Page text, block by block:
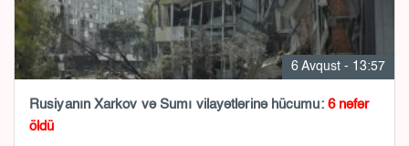
6 Avqust - 13:57
Rusiyanın Xarkov və Sumı vilayətlərinə hücumu: 6 nəfər
öldü